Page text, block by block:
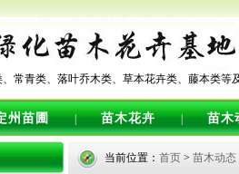
常青类、落叶乔木类、草本花卉类、藤本类等
州苗圃 | 苗木花卉 | 苗木
当前位置： 首页 > 苗木动态